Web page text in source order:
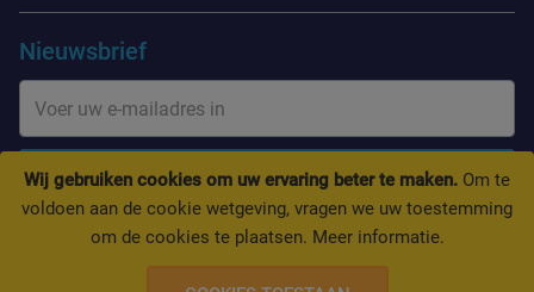
Wij gebruiken cookies om uw ervaring beter te maken. Om te
voldoen aan de cookie wetgeving, vragen we uw toestemming
om de cookies te plaatsen. Meer informatie.
Nieuwsbrief
INSCHRIJVEN